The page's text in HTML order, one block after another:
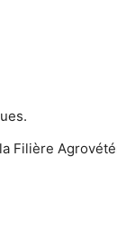
Filière